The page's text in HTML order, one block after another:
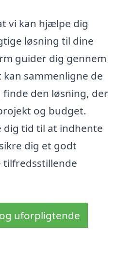
vi kan hjælpe dig
løsning til dine
guider dig gennem
sammenligne de
den løsning, der
og budget.
dig tid til at indhente
dig et godt
tilfredsstillende
uforpligtende